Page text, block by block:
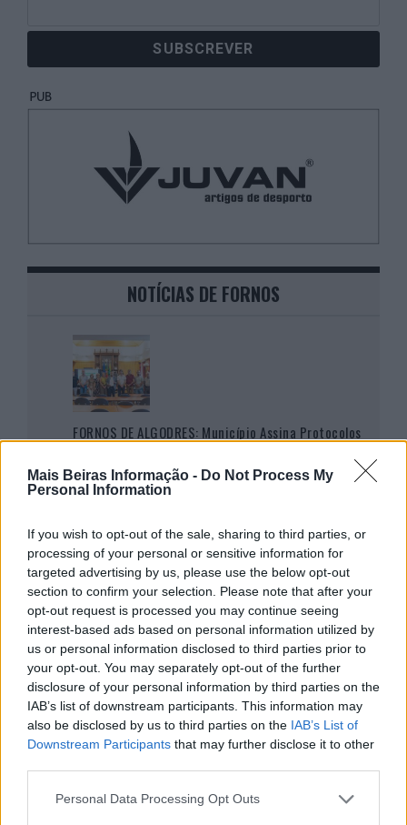
Mais Beiras Informação - Do Not Process My
Personal Information
If you wish to opt-out of the sale, sharing to third parties, or
processing of your personal or sensitive information for
targeted advertising by us, please use the below opt-out
section to confirm your selection. Please note that after your
opt-out request is processed you may continue seeing
interest-based ads based on personal information utilized by
us or personal information disclosed to third parties prior to
your opt-out. You may separately opt-out of the further
disclosure of your personal information by third parties on the
IAB’s list of downstream participants. This information may
also be disclosed by us to third parties on the IAB’s List of
Downstream Participants that may further disclose it to other
Personal Data Processing Opt Outs
NOTÍCIAS DE FORNOS
FORNOS DE ALGODRES: Município Assina Protocolos
O Município de Fornos de Algodres assinou os protocolos de
colaboração com os taxistas locais, no
FORNOS DE ALGODRES: Município Associa-Se A
Missão Empresarial Para Reforçar Relações Entre
Portugal E Brasil
O Município de Fornos de Algodres vai associar-se, enquanto
parceiro institucional, à Câmara de[…]
FORNOS DE ALGODRES: NERGA Associa-Se Às